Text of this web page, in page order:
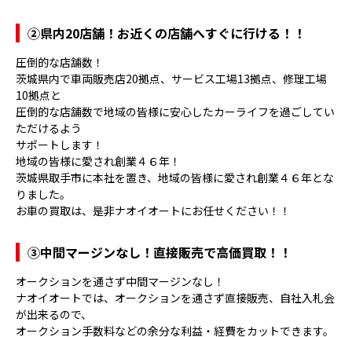
②県内20店舗！お近くの店舗へすぐに行ける！！
圧倒的な店舗数！
茨城県内で車両販売店20拠点、サービス工場13拠点、修理工場
10拠点と
圧倒的な店舗数で地域の皆様に安心したカーライフを過ごしてい
ただけるよう
サポートします！
地域の皆様に愛され創業４６年！
茨城県取手市に本社を置き、地域の皆様に愛され創業４６年とな
りました。
お車の買取は、是非ナオイオートにお任せください！！
③中間マージンなし！直接販売で高価買取！！
オークションを通さず中間マージンなし！
ナオイオートでは、オークションを通さず直接販売、自社入札会
が出来るので、
オークション手数料などの余分な利益・経費をカットできます。